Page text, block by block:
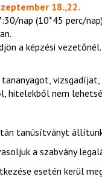
18.,22.
nap (10*45 perc/nap)
a képzési vezetőnél.
hitelekből nem
tanúsítványt
a szabvány
esetén kerül